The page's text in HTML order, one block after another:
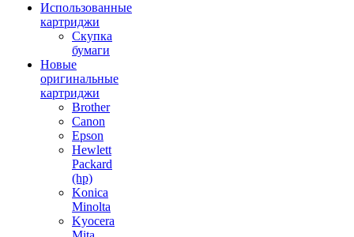
Использованные
картриджи
Скупка
бумаги
Новые
оригинальные
картриджи
Brother
Canon
Epson
Hewlett
Packard
(hp)
Konica
Minolta
Kyocera